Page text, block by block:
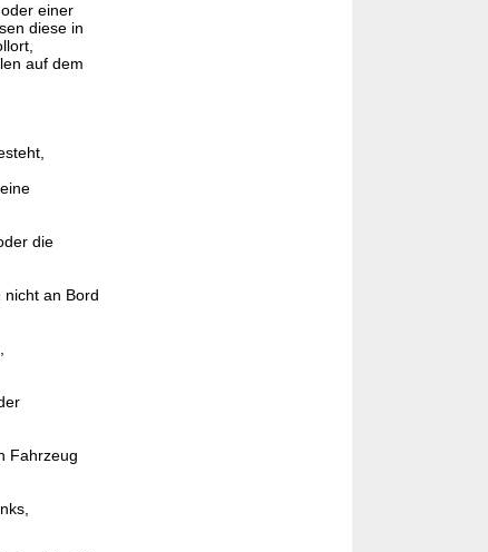
einer
diese in
auf dem
die
an Bord
Fahrzeug